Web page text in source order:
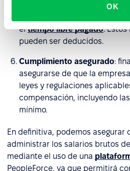
OK
administra los beneficiosde
eltiempo libre pagado.
pueden ser deducidos.
Cumplimiento asegurado:
asegurarse de que la
leyes y regulaciones
compensación, incluyendo
mínimo.
En definitiva, podemos asegurar
administrar los salarios brutos
mediante el uso de una
PeopleForce, ya que permitirá